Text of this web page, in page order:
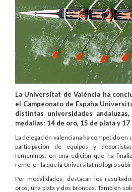
La Universitat de València ha
el Campeonato de España
distintas universidades
medallas: 14 de oro, 15 de plata y
La delegación valenciana ha competido en
participación de equipos y
femeninos, en una edición que ha
remo, en la que la Universitat no logró subir
Por modalidades, destacan los
oros, una plata y dos bronces. También